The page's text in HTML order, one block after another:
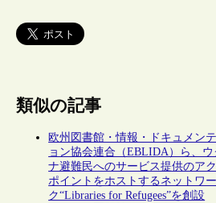
類似の記事
欧州図書館・情報・ドキュメン
ョン協会連合（EBLIDA）ら、ウ
ナ避難民へのサービス提供のア
ポイントをホストするネットワー
ク“Libraries for Refugees”を創設